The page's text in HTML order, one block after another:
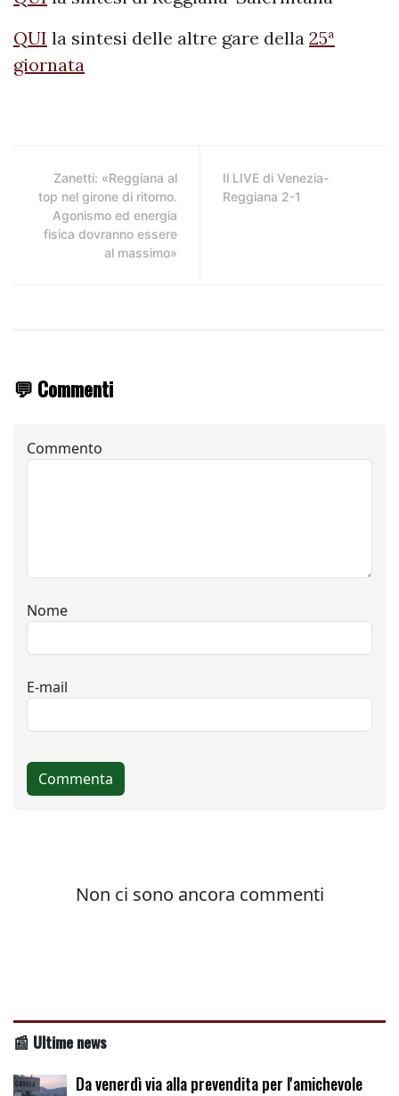
QUI la sintesi delle altre gare della 25ª
giornata
Zanetti: «Reggiana al
top nel girone di ritorno.
Agonismo ed energia
fisica dovranno essere
al massimo»
Il LIVE di Venezia-
Reggiana 2-1
💬 Commenti
📰 Ultime news
Da venerdì via alla prevendita per l'amichevole